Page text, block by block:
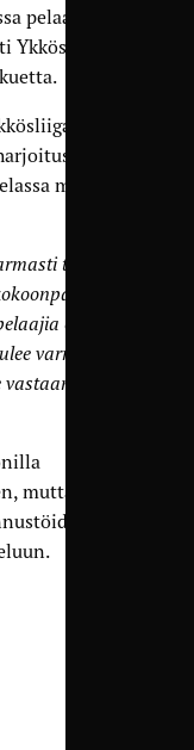
pelaajien
mukana
tulee, ja
on ollut
varmasti
mutta
takia